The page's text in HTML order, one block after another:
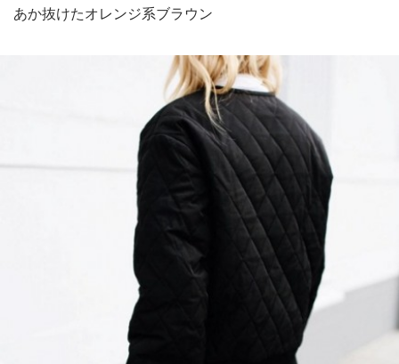
あか抜けたオレンジ系ブラウン